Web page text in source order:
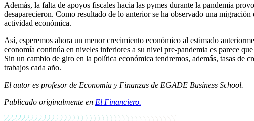
Además, la falta de apoyos fiscales hacia las pymes durante la pandemia
desaparecieron. Como resultado de lo anterior se ha observado una
actividad económica.
Así, esperemos ahora un menor crecimiento económico al estimado
economía continúa en niveles inferiores a su nivel pre-pandemia es parece
Sin un cambio de giro en la política económica tendremos, además, tasas de
trabajos cada año.
El autor es profesor de Economía y Finanzas de EGADE Business School.
Publicado originalmente en El Financiero.